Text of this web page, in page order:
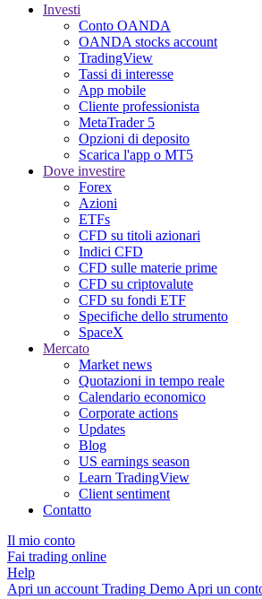
Investi
Conto OANDA
OANDA stocks account
TradingView
Tassi di interesse
App mobile
Cliente professionista
MetaTrader 5
Opzioni di deposito
Scarica l'app o MT5
Dove investire
Forex
Azioni
ETFs
CFD su titoli azionari
Indici CFD
CFD sulle materie prime
CFD su criptovalute
CFD su fondi ETF
Specifiche dello strumento
SpaceX
Mercato
Market news
Quotazioni in tempo reale
Calendario economico
Corporate actions
Updates
Blog
US earnings season
Learn TradingView
Client sentiment
Contatto
Il mio conto
Fai trading online
Help
Apri un account Trading Demo Apri un